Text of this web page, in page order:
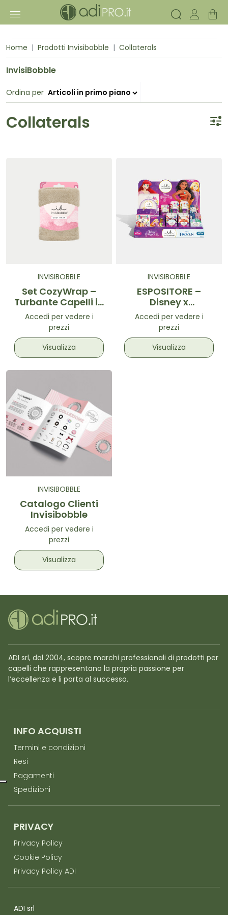
Home Prodotti Invisibobble Collaterals
InvisiBobble
Ordina per
Collaterals
INVISIBOBBLE
Set CozyWrap –
Turbante Capelli in
Microfibra Beige
Accedi per vedere i
prezzi
Visualizza
INVISIBOBBLE
ESPOSITORE –
Disney x
Invisibobble
Accedi per vedere i
prezzi
Visualizza
INVISIBOBBLE
Catalogo Clienti
Invisibobble
Accedi per vedere i
prezzi
Visualizza
ADI srl, dal 2004, scopre marchi professionali di prodotti per
capelli che rappresentano la propria passione per
l’eccellenza e li porta al successo.
INFO ACQUISTI
Termini e condizioni
Resi
Pagamenti
Spedizioni
PRIVACY
Privacy Policy
Cookie Policy
Privacy Policy ADI
ADI srl